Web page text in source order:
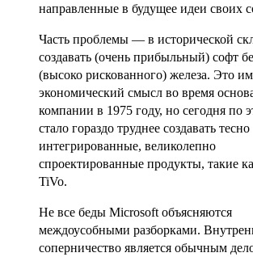
направленные в будущее идеи своих
Часть проблемы — в исторической
создавать (очень прибыльный) софт
(высоко рискованного) железа. Это
экономический смысл во время
компании в 1975 году, но сегодня по
стало гораздо труднее создавать тесно
интегрированные, великолепно
спроектированные продукты, такие
TiVo.
Не все беды Microsoft объясняются
междоусобными разборками.
соперничество является обычным